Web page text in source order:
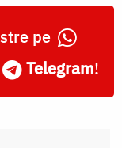
pe
Telegram!